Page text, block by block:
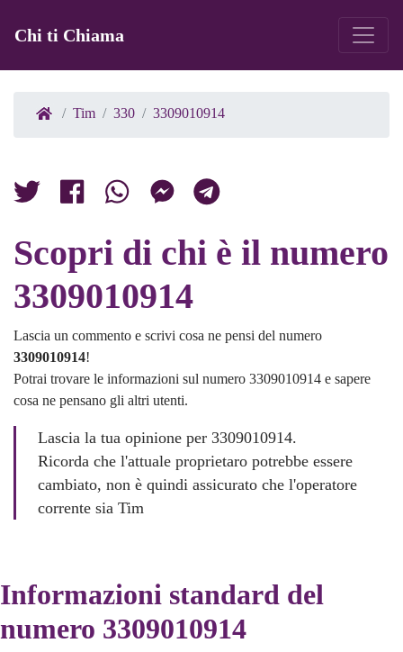
Chi ti Chiama
Tim 330 3309010914
Scopri di chi è il numero
3309010914
Lascia un commento e scrivi cosa ne pensi del numero
3309010914!
Potrai trovare le informazioni sul numero 3309010914 e sapere
cosa ne pensano gli altri utenti.
Lascia la tua opinione per 3309010914.
Ricorda che l'attuale proprietaro potrebbe essere
cambiato, non è quindi assicurato che l'operatore
corrente sia Tim
Informazioni standard del
numero 3309010914